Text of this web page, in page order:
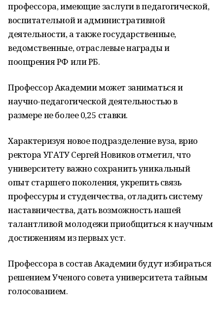
профессора, имеющие заслуги в педагогической,
воспитательной и административной
деятельности, а также государственные,
ведомственные, отраслевые награды и
поощрения РФ или РБ.
Профессор Академии может заниматься и
научно-педагогической деятельностью в
размере не более 0,25 ставки.
Характеризуя новое подразделение вуза, врио
ректора УГАТУ Сергей Новиков отметил, что
университету важно сохранить уникальный
опыт старшего поколения, укрепить связь
профессуры и студенчества, отладить систему
наставничества, дать возможность нашей
талантливой молодежи приобщиться к научным
достижениям из первых уст.
Профессора в состав Академии будут избираться
решением Ученого совета университета тайным
голосованием.